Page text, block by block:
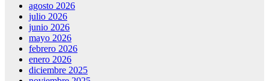
agosto 2026
julio 2026
junio 2026
mayo 2026
febrero 2026
enero 2026
diciembre 2025